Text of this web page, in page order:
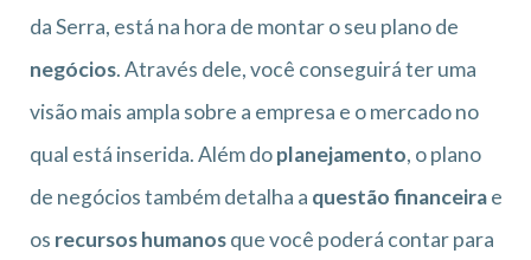
da Serra, está na hora de montar o seu plano de
negócios. Através dele, você conseguirá ter uma
visão mais ampla sobre a empresa e o mercado no
qual está inserida. Além doplanejamento, o plano
de negócios também detalha a questão financeirae
os recursos humanosque você poderá contar para